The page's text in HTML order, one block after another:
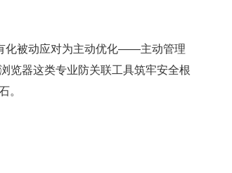
化被动应对为主动优化——主动管理
览器这类专业防关联工具筑牢安全根
。